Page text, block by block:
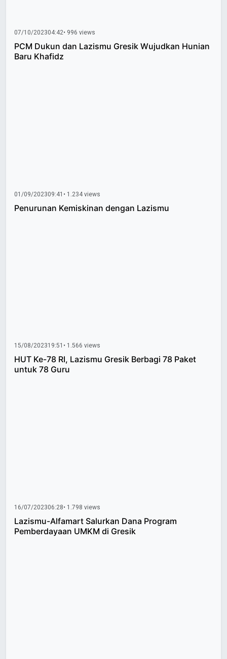
07/10/202304:42• 996 views
PCM Dukun dan Lazismu Gresik Wujudkan Hunian
Baru Khafidz
01/09/202309:41 • 1.234 views
Penurunan Kemiskinan dengan Lazismu
15/08/202319:51 • 1.566 views
HUT Ke-78 RI, Lazismu Gresik Berbagi 78 Paket
untuk 78 Guru
16/07/202306:28• 1.798 views
Lazismu-Alfamart Salurkan Dana Program
Pemberdayaan UMKM di Gresik